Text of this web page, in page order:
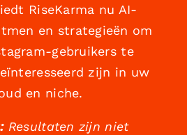
RiseKarma nu AI-
en strategieën om
gebruikers te
zijn in uw
en niche.
Resultaten zijn niet